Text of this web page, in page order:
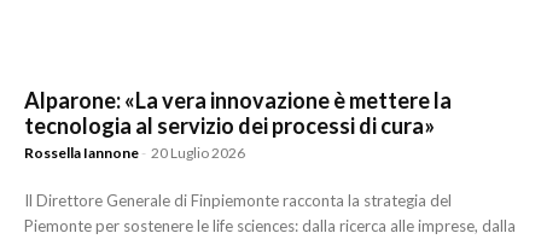
Alparone: «La vera innovazione è mettere la
tecnologia al servizio dei processi di cura»
Rossella Iannone - 20 Luglio 2026
Il Direttore Generale di Finpiemonte racconta la strategia del
Piemonte per sostenere le life sciences: dalla ricerca alle imprese, dalla